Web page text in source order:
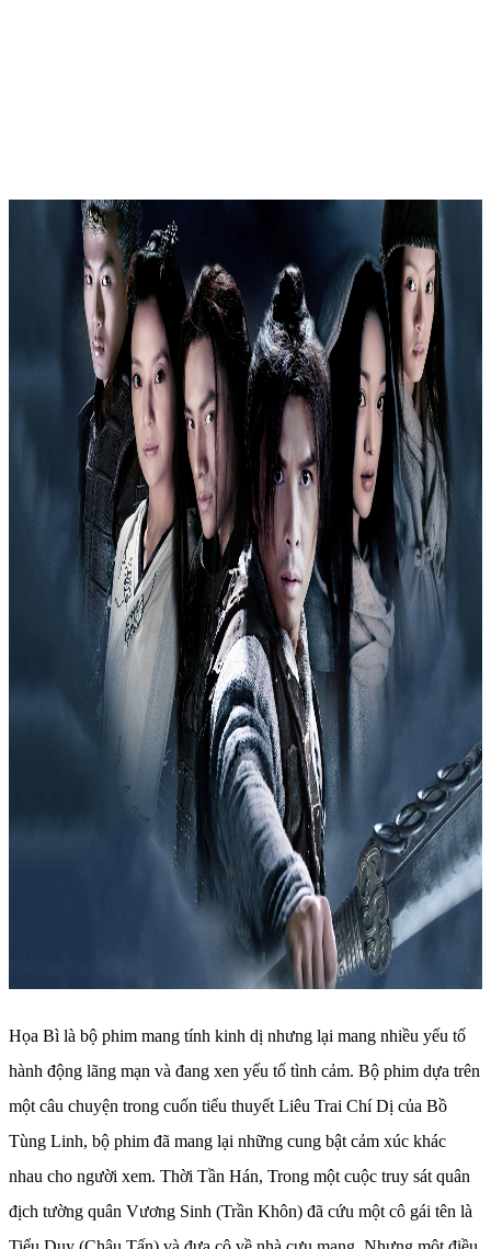
Họa Bì là bộ phim mang tính kinh dị nhưng lại mang nhiều yếu tố
hành động lãng mạn và đang xen yếu tố tình cảm. Bộ phim dựa trên
một câu chuyện trong cuốn tiểu thuyết Liêu Trai Chí Dị của Bồ
Tùng Linh, bộ phim đã mang lại những cung bật cảm xúc khác
nhau cho người xem. Thời Tần Hán, Trong một cuộc truy sát quân
địch tường quân Vương Sinh (Trần Khôn) đã cứu một cô gái tên là